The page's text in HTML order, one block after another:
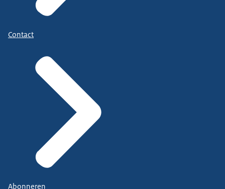
Contact
Abonneren